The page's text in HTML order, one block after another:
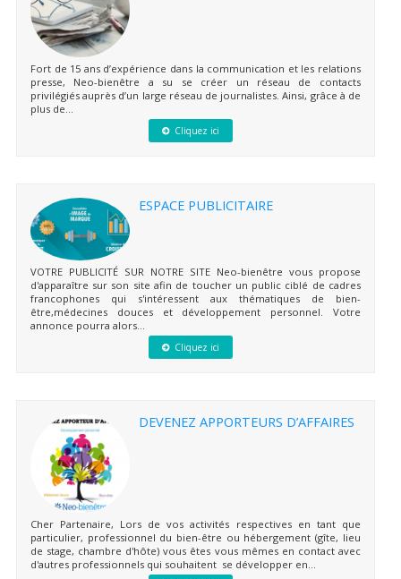
Fort de 15 ans d’expérience dans la communication et les relations
presse, Neo-bienêtre a su se créer un réseau de contacts
privilégiés auprès d’un large réseau de journalistes. Ainsi, grâce à de
plus de...
Cliquez ici
ESPACE PUBLICITAIRE
VOTRE PUBLICITÉ SUR NOTRE SITE Neo-bienêtre vous propose
d'apparaître sur son site afin de toucher un public ciblé de cadres
francophones qui s'intéressent aux thématiques de bien-
être,médecines douces et développement personnel. Votre
annonce pourra alors...
Cliquez ici
DEVENEZ APPORTEURS D’AFFAIRES
Cher Partenaire, Lors de vos activités respectives en tant que
particulier, professionnel du bien-être ou hébergement (gîte, lieu
de stage, chambre d'hôte) vous êtes vous mêmes en contact avec
d'autres professionnels qui souhaitent se développer en...